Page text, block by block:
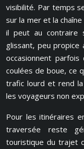
visibilité. Par temps
sur la mer et la
il peut au contraire
glissant, peu
occasionnent
coulées de boue, ce
trafic lourd et rend
les voyageurs non
Pour les itinéraires
traversée reste
touristique du trajet